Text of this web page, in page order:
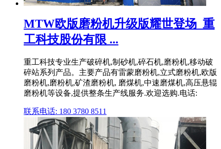
MTW欧版磨粉机升级版耀世登场_重
工科技股份有限 ...
重工科技专业生产破碎机,制砂机,碎石机,磨粉机,移动破
碎站系列产品。主要产品有雷蒙磨粉机,立式磨粉机,欧版
磨粉机,磨粉机,矿渣磨粉机, 磨煤机,中速磨煤机,高压悬辊
磨粉机等设备,提供整条生产线服务.欢迎选购.电话:
联系电话: 180 3780 8511